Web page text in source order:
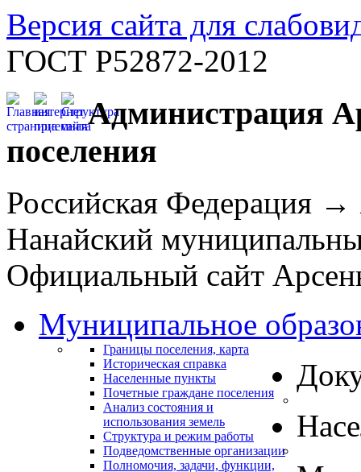
Версия сайта для
ГОСТ Р52872-2012
Администрация
поселения
Российская Федерация
Нанайский
Официальный сайт
Муниципальное
Границы поселения, карта
Историческая справка
Населенные пункты
Почетные граждане поселения
Анализ состояния и
использования земель
Структура и режим работы
Подведомственные организации
Полномочия, задачи, функции,